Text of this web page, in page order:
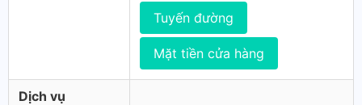
Tuyến đường
Mặt tiền cửa hàng
Dịch vụ